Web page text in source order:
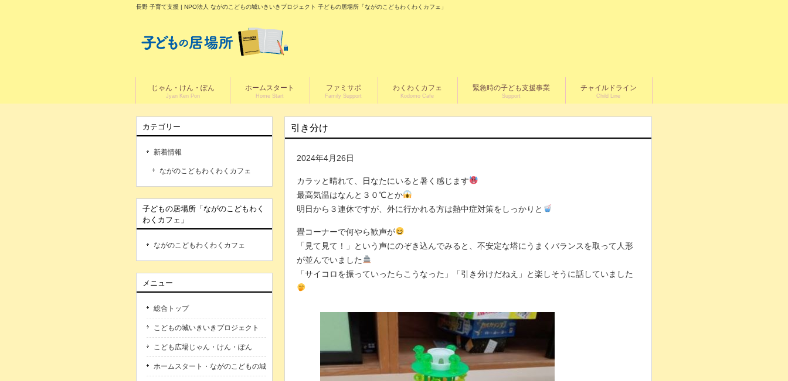
長野 子育て支援 | NPO法人 ながのこどもの城いきいきプロジェクト 子どもの居場所「ながのこどもわくわくカフェ」
じゃん・けん・ぽん
Jyan Ken Pon
ホームスタート
Home Start
ファミサポ
Family Support
わくわくカフェ
Kodomo Cafe
緊急時の子ども支援事業
Support
チャイルドライン
Child Line
引き分け
2024年4月26日
カラッと晴れて、日なたにいると暑く感じます
最高気温はなんと３０℃とか
明日から３連休ですが、外に行かれる方は熱中症対策をしっかりと
畳コーナーで何やら歓声が
「見て見て！」という声にのぞき込んでみると、不安定な塔にうまくバランスを取って人形
が並んでいました
「サイコロを振っていったらこうなった」「引き分けだねえ」と楽しそうに話していました
カテゴリー
新着情報
ながのこどもわくわくカフェ
子どもの居場所「ながのこどもわく
わくカフェ」
ながのこどもわくわくカフェ
メニュー
総合トップ
こどもの城いきいきプロジェクト
こども広場じゃん・けん・ぽん
ホームスタート・ながのこどもの城